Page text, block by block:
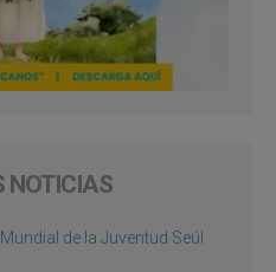
NOTICIAS
de la Juventud Seúl